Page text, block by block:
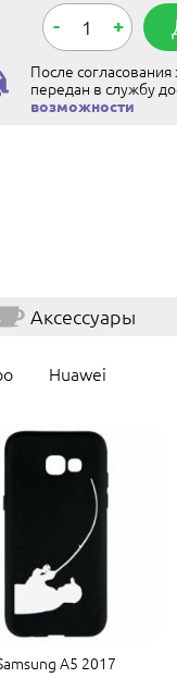
- +
После согласования
передан в службу
возможности
Аксессуары
Huawei
A5 2017